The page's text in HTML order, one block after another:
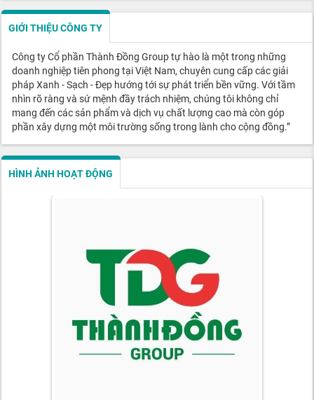
GIỚI THIỆU CÔNG TY
Công ty Cổ phần Thành Đồng Group tự hào là một trong những
doanh nghiệp tiên phong tại Việt Nam, chuyên cung cấp các giải
pháp Xanh - Sạch - Đẹp hướng tới sự phát triển bền vững. Với tầm
nhìn rõ ràng và sứ mệnh đầy trách nhiệm, chúng tôi không chỉ
mang đến các sản phẩm và dịch vụ chất lượng cao mà còn góp
phần xây dựng một môi trường sống trong lành cho cộng đồng.”
HÌNH ẢNH HOẠT ĐỘNG